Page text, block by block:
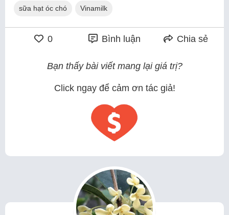
sữa hạt óc chó Vinamilk
0 Bình luận Chia sẻ
Bạn thấy bài viết mang lại giá trị?
Click ngay để cảm ơn tác giả!